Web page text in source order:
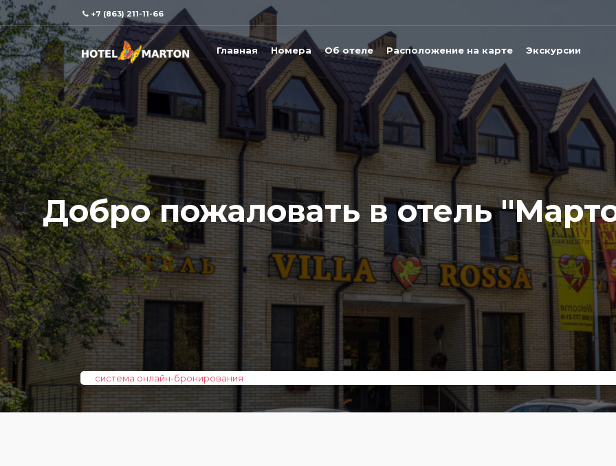
+7 (863) 211-11-66
Главная Номера Об отеле Расположение на карте Экскурсии
Добро пожаловать в отель
система онлайн-бронирования